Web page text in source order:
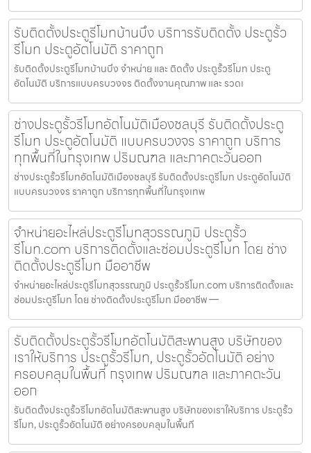
รับติดตั้งประตูรีโมทบ้านบึง บริการรับติดตั้ง ประตูรั้ว
รีโมท ประตูอัตโนมัติ ราคาถูก
รับติดตั้งประตูรีโมทบ้านบึง จำหน่าย และ ติดตั้ง ประตูรั้วรีโมท ประตู
อัตโนมัติ บริการแบบครบวงจร ติดตั้งงานคุณภาพ และ รวดเ
ช่างประตูรั้วรีโมทอัตโนมัติเมืองชลบุรี รับติดตั้งประตู
รีโมท ประตูอัตโนมัติ แบบครบวงจร ราคาถูก บริการ
ทุกพื้นที่ในกรุงเทพ ปริมณฑล และภาคตะวันออก
ช่างประตูรั้วรีโมทอัตโนมัติเมืองชลบุรี รับติดตั้งประตูรีโมท ประตูอัตโนมัติ
แบบครบวงจร ราคาถูก บริการทุกพื้นที่ในกรุงเทพ
จำหน่ายอะไหล่ประตูรีโมทสุวรรณภูมิ ประตูรั้ว
รีโมท.com บริการติดตั้งและซ่อมประตูรีโมท โดย ช่าง
ติดตั้งประตูรีโมท มืออาชีพ
จำหน่ายอะไหล่ประตูรีโมทสุวรรณภูมิ ประตูรั้วรีโมท.com บริการติดตั้งและ
ซ่อมประตูรีโมท โดย ช่างติดตั้งประตูรีโมท มืออาชีพ —
รับติดตั้งประตูรั้วรีโมทอัตโนมัติสะพานสูง บริษัทของ
เราให้บริการ ประตูรั้วรีโมท, ประตูรั้วอัตโนมัติ อย่าง
ครอบคลุมในพื้นที่ กรุงเทพ ปริมณฑล และภาคตะวัน
ออก
รับติดตั้งประตูรั้วรีโมทอัตโนมัติสะพานสูง บริษัทของเราให้บริการ ประตูรั้ว
รีโมท, ประตูรั้วอัตโนมัติ อย่างครอบคลุมในพื้นที